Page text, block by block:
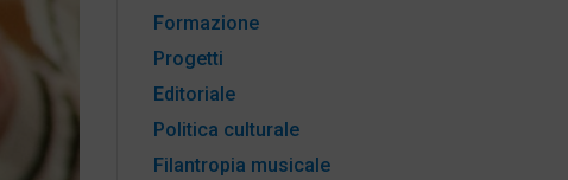
Editoriale
Progetti
Politica culturale
Filantropia musicale
Formazione